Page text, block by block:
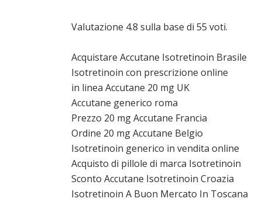
Valutazione 4.8 sulla base di 55 voti.
Acquistare Accutane Isotretinoin Brasile
Isotretinoin con prescrizione online
in linea Accutane 20 mg UK
Accutane generico roma
Prezzo 20 mg Accutane Francia
Ordine 20 mg Accutane Belgio
Isotretinoin generico in vendita online
Acquisto di pillole di marca Isotretinoin
Sconto Accutane Isotretinoin Croazia
Isotretinoin A Buon Mercato In Toscana